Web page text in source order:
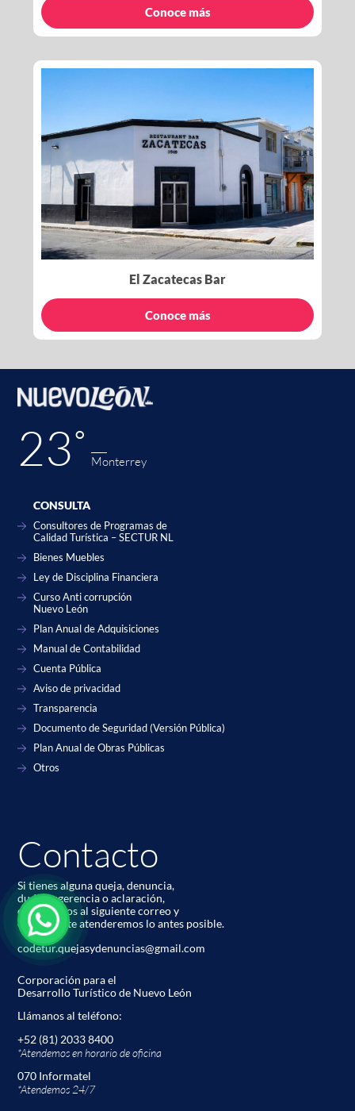
Conoce más
El Zacatecas Bar
Conoce más
23˚ Monterrey
CONSULTA
Consultores de Programas de
Calidad Turística – SECTUR NL
Bienes Muebles
Ley de Disciplina Financiera
Curso Anti corrupción
Nuevo León
Plan Anual de Adquisiciones
Manual de Contabilidad
Cuenta Pública
Aviso de privacidad
Transparencia
Documento de Seguridad (Versión Pública)
Plan Anual de Obras Públicas
Otros
Contacto
Si tienes alguna queja, denuncia,
duda, sugerencia o aclaración,
contáctanos al siguiente correo y
con gusto te atenderemos lo antes posible.
codetur.quejasydenuncias@gmail.com
Corporación para el
Desarrollo Turístico de Nuevo León
Llámanos al teléfono:
+52 (81) 2033 8400
*Atendemos en horario de oﬁcina
070 Informatel
*Atendemos 24/7